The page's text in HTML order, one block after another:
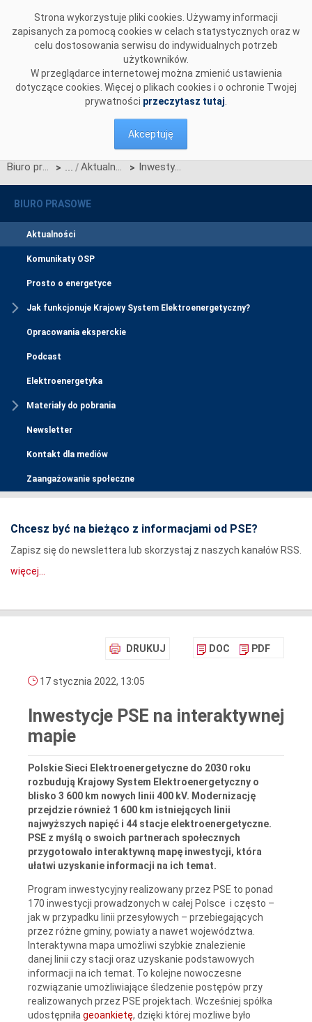
Strona wykorzystuje pliki cookies. Używamy informacji
zapisanych za pomocą cookies w celach statystycznych oraz w
celu dostosowania serwisu do indywidualnych potrzeb
użytkowników.
W przeglądarce internetowej można zmienić ustawienia
dotyczące cookies. Więcej o plikach cookies i o ochronie Twojej
prywatności przeczytasz tutaj
Akceptuję
Biuro prasowe > Aktualności > Inwestycje PSE na interaktywnej mapie
BIURO PRASOWE
Aktualności
Komunikaty OSP
Prosto o energetyce
Jak funkcjonuje Krajowy System Elektroenergetyczny?
Opracowania eksperckie
Podcast
Elektroenergetyka
Materiały do pobrania
Newsletter
Kontakt dla mediów
Zaangażowanie społeczne
Chcesz być na bieżąco z informacjami od PSE?
Zapisz się do newslettera lub skorzystaj z naszych kanałów RSS.
więcej...
DRUKUJ DOC PDF
17 stycznia 2022, 13:05
Inwestycje PSE na interaktywnej
mapie
Polskie Sieci Elektroenergetyczne do 2030 roku
rozbudują Krajowy System Elektroenergetyczny o
blisko 3 600 km nowych linii 400 kV. Modernizację
przejdzie również 1 600 km istniejących linii
najwyższych napięć i 44 stacje elektroenergetyczne.
PSE z myślą o swoich partnerach społecznych
przygotowało interaktywną mapę inwestycji, która
ułatwi uzyskanie informacji na ich temat.
Program inwestycyjny realizowany przez PSE to ponad
170 inwestycji prowadzonych w całej Polsce i często –
jak w przypadku linii przesyłowych – przebiegających
przez różne gminy, powiaty a nawet województwa.
Interaktywna mapa umożliwi szybkie znalezienie
danej linii czy stacji oraz uzyskanie podstawowych
informacji na ich temat. To kolejne nowoczesne
rozwiązanie umożliwiające śledzenie postępów przy
realizowanych przez PSE projektach. Wcześniej spółka
udostępniła geoankietę, dzięki której możliwe było